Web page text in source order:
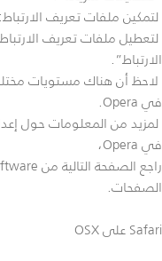
لتمكين ملفات تعريف
لتعطيل ملفات تعريف
الارتباط”.
لاحظ أن هناك مستويات
في Opera.
لمزيد من المعلومات حول
في Opera،
الصفحات.
Safari على OSX